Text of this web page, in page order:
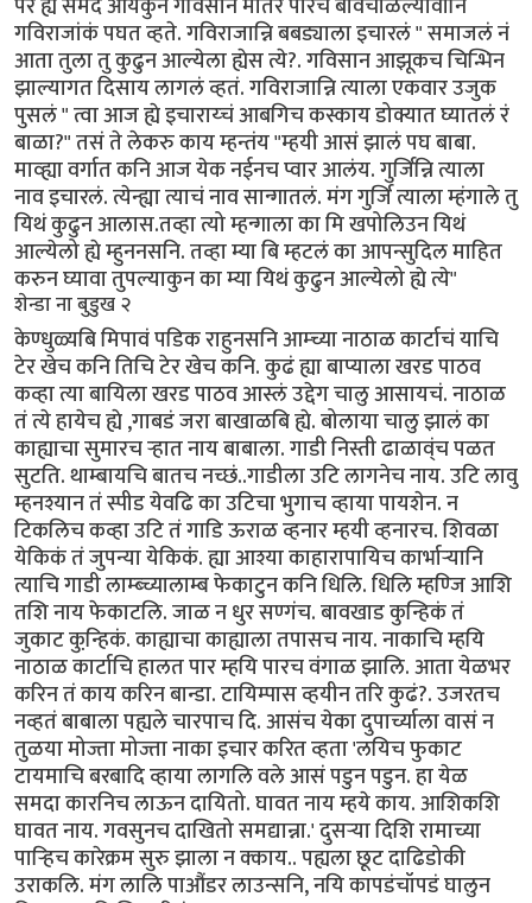
गविराजांकं पघत व्हते. गविराजान्नि बबड्याला इचारलं " समाजलं नं
आता तुला तु कुढुन आल्येला ह्येस त्ये?. गविसान आझूकच चिन्भिन
झाल्यागत दिसाय लागलं व्हतं. गविराजान्नि त्याला एकवार उजुक
पुसलं " त्वा आज ह्ये इचाराय्चं आबगिच कस्काय डोक्यात घ्यातलं रं
बाळा?" तसं ते लेकरु काय म्हन्तंय "म्हयी आसं झालं पघ बाबा.
माव्ह्या वर्गात कनि आज येक नईनच प्वार आलंय. गुर्जिन्नि त्याला
नाव इचारलं. त्येन्ह्या त्याचं नाव सान्गातलं. मंग गुर्जि त्याला म्हंगाले तु
यिथं कुढुन आलास.तव्हा त्यो म्हन्गाला का मि खपोलिउन यिथं
आल्येलो ह्ये म्हुननसनि. तव्हा म्या बि म्हटलं का आपन्सुदिल माहित
करुन घ्यावा तुपल्याकुन का म्या यिथं कुढुन आल्येलो ह्ये त्ये"
शेन्डा ना बुडुख २
केण्धुळ्यबि मिपावं पडिक राहुनसनि आम्च्या नाठाळ कार्टाचं याचि
टेर खेच कनि तिचि टेर खेच कनि. कुढं ह्या बाप्याला खरड पाठव
कव्हा त्या बायिला खरड पाठव आस्लं उद्देग चालु आसायचं. नाठाळ
तं त्ये हायेच ह्ये ,गाबडं जरा बाखाळबि ह्ये. बोलाया चालु झालं का
काह्याचा सुमारच र्‍हात नाय बाबाला. गाडी निस्ती ढाळाव्ंच पळत
सुटति. थाम्बायचि बातच नच्छं..गाडीला उटि लागनेच नाय. उटि लावु
म्हनश्यान तं स्पीड येवढि का उटिचा भुगाच व्हाया पायशेन. न
टिकलिच कव्हा उटि तं गाडि ऊराळ व्हनार म्हयी व्हनारच. शिवळा
येकिकं तं जुपन्या येकिकं. ह्या आश्या काहारापायिच कार्भार्‍यानि
त्याचि गाडी लाम्ब्च्यालाम्ब फेकाटुन कनि धिलि. धिलि म्हण्जि आशि
तशि नाय फेकाटलि. जाळ न धुर सण्गंच. बावखाड कुन्हिकं तं
जुकाट कुन्हि़कं. काह्याचा काह्याला तपासच नाय. नाकाचि म्हयि
नाठाळ कार्टाचि हालत पार म्हयि पारच वंगाळ झालि. आता येळभर
करिन तं काय करिन बान्डा. टायिम्पास व्हयीन तरि कुढं?. उजरतच
नव्हतं बाबाला पह्यले चारपाच दि. आसंच येका दुपार्च्याला वासं न
तुळया मोज्ता मोज्ता नाका इचार करित व्हता 'लयिच फुकाट
टायमाचि बरबादि व्हाया लागलि वले आसं पडुन पडुन. हा येळ
समदा कारनिच लाऊन दायितो. घावत नाय म्हये काय. आशिकशि
घावत नाय. गवसुनच दाखितो समद्यान्ना.' दुसर्‍या दिशि रामाच्या
पार्‍हिच कारेक्रम सुरु झाला न क्काय.. पह्यला छूट दाढिडोकी
उराकलि. मंग लालि पाऔंडर लाउन्सनि, नयि कापडंचॉपडं घालुन